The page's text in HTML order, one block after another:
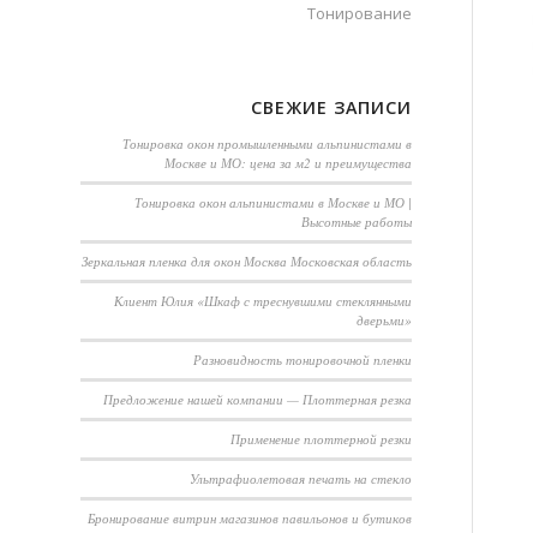
Тонирование
СВЕЖИЕ ЗАПИСИ
Тонировка окон промышленными альпинистами в
Москве и МО: цена за м2 и преимущества
Тонировка окон альпинистами в Москве и МО |
Высотные работы
Зеркальная пленка для окон Москва Московская область
Клиент Юлия «Шкаф с треснувшими стеклянными
дверьми»
Разновидность тонировочной пленки
Предложение нашей компании — Плоттерная резка
Применение плоттерной резки
Ультрафиолетовая печать на стекло
Бронирование витрин магазинов павильонов и бутиков